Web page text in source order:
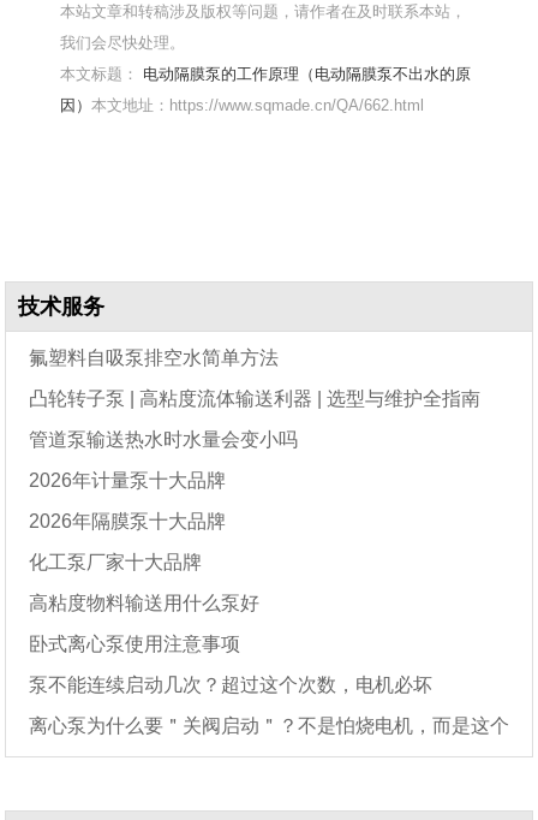
本站文章和转稿涉及版权等问题，请作者在及时联系本站，
我们会尽快处理。
本文标题： 电动隔膜泵的工作原理（电动隔膜泵不出水的原
因）本文地址：https://www.sqmade.cn/QA/662.html
技术服务
氟塑料自吸泵排空水简单方法
凸轮转子泵 | 高粘度流体输送利器 | 选型与维护全指南
管道泵输送热水时水量会变小吗
2026年计量泵十大品牌
2026年隔膜泵十大品牌
化工泵厂家十大品牌
高粘度物料输送用什么泵好
卧式离心泵使用注意事项
泵不能连续启动几次？超过这个次数，电机必坏
离心泵为什么要＂关阀启动＂？不是怕烧电机，而是这个